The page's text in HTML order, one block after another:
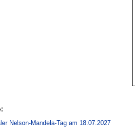
Nelson-Mandela-Tag am 18.07.2027